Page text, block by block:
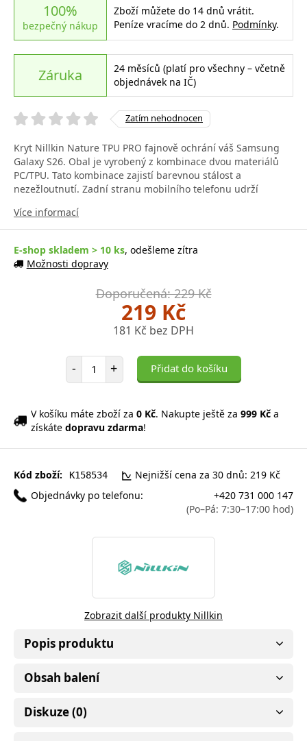
100%
bezpečný nákup
Zboží můžete do 14 dnů vrátit.
Peníze vracíme do 2 dnů. Podmínky.
Záruka
24 měsíců (platí pro všechny – včetně
objednávek na IČ)
Zatím nehodnocen
Kryt Nillkin Nature TPU PRO fajnově ochrání váš Samsung
Galaxy S26. Obal je vyrobený z kombinace dvou materiálů
PC/TPU. Tato kombinace zajistí barevnou stálost a
nezežloutnutí. Zadní stranu mobilního telefonu udrží
Více informací
E-shop skladem > 10 ks, odešleme zítra
Možnosti dopravy
Doporučená: 229 Kč
219 Kč
181 Kč bez DPH
- Počet položek
+ Přidat do košíku
V košíku máte zboží za 0 Kč. Nakupte ještě za 999 Kč a
získáte dopravu zdarma!
Kód zboží: K158534
Nejnižší cena za 30 dnů: 219 Kč
Objednávky po telefonu:
+420 731 000 147
(Po–Pá: 7:30–17:00 hod)
Zobrazit další produkty Nillkin
Popis produktu
Obsah balení
Diskuze (0)